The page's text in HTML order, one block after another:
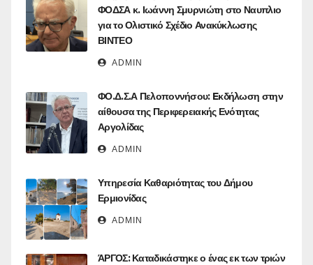
ΦΟΔΣΑ κ. Ιωάννη Σμυρνιώτη στο Ναυπλιο
για το Ολιστικό Σχέδιο Ανακύκλωσης
ΒΙΝΤΕΟ
ADMIN
ΦΟ.Δ.Σ.Α Πελοποννήσου: Eκδήλωση στην
αίθουσα της Περιφερειακής Ενότητας
Αργολίδας
ADMIN
Υπηρεσία Καθαριότητας του Δήμου
Ερμιονίδας
ADMIN
ΆΡΓΟΣ: Καταδικάστηκε ο ένας εκ των τριών